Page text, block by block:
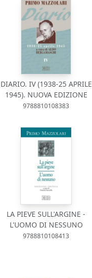
DIARIO. IV (1938-25 APRILE
1945). NUOVA EDIZIONE
9788810108383
LA PIEVE SULL'ARGINE -
L'UOMO DI NESSUNO
9788810108413